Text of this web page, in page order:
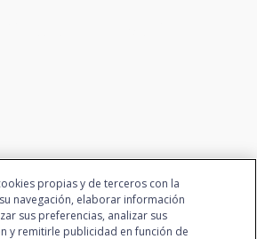
propias y de terceros con la
navegación, elaborar información
sus preferencias, analizar sus
y remitirle publicidad en función de